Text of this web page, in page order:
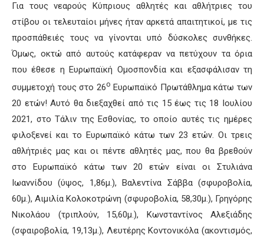
Για τους νεαρούς Κύπριους αθλητές και αθλήτριες του
στίβου οι τελευταίοι μήνες ήταν αρκετά απαιτητικοί, με τις
προσπάθειές τους να γίνονται υπό δύσκολες συνθήκες.
Όμως, οκτώ από αυτούς κατάφεραν να πετύχουν τα όρια
που έθεσε η Ευρωπαϊκή Ομοσπονδία και εξασφάλισαν τη
συμμετοχή τους στο 26ο Ευρωπαϊκό Πρωτάθλημα κάτω των
20 ετών! Αυτό θα διεξαχθεί από τις 15 έως τις 18 Ιουλίου
2021, στο Τάλιν της Εσθονίας, το οποίο αυτές τις ημέρες
φιλοξενεί και το Ευρωπαϊκό κάτω των 23 ετών. Οι τρεις
αθλήτριές μας και οι πέντε αθλητές μας, που θα βρεθούν
στο Ευρωπαϊκό κάτω των 20 ετών είναι οι Στυλιάνα
Ιωαννίδου (ύψος, 1,86μ.), Βαλεντίνα Σάββα (σφυροβολία,
60μ.), Αιμιλία Κολοκοτρώνη (σφυροβολία, 58,30μ.), Γρηγόρης
Νικολάου (τριπλούν, 15,60μ.), Κωνσταντίνος Αλεξιάδης
(σφαιροβολία, 19,13μ.), Λευτέρης Κοντονικόλα (ακοντισμός,